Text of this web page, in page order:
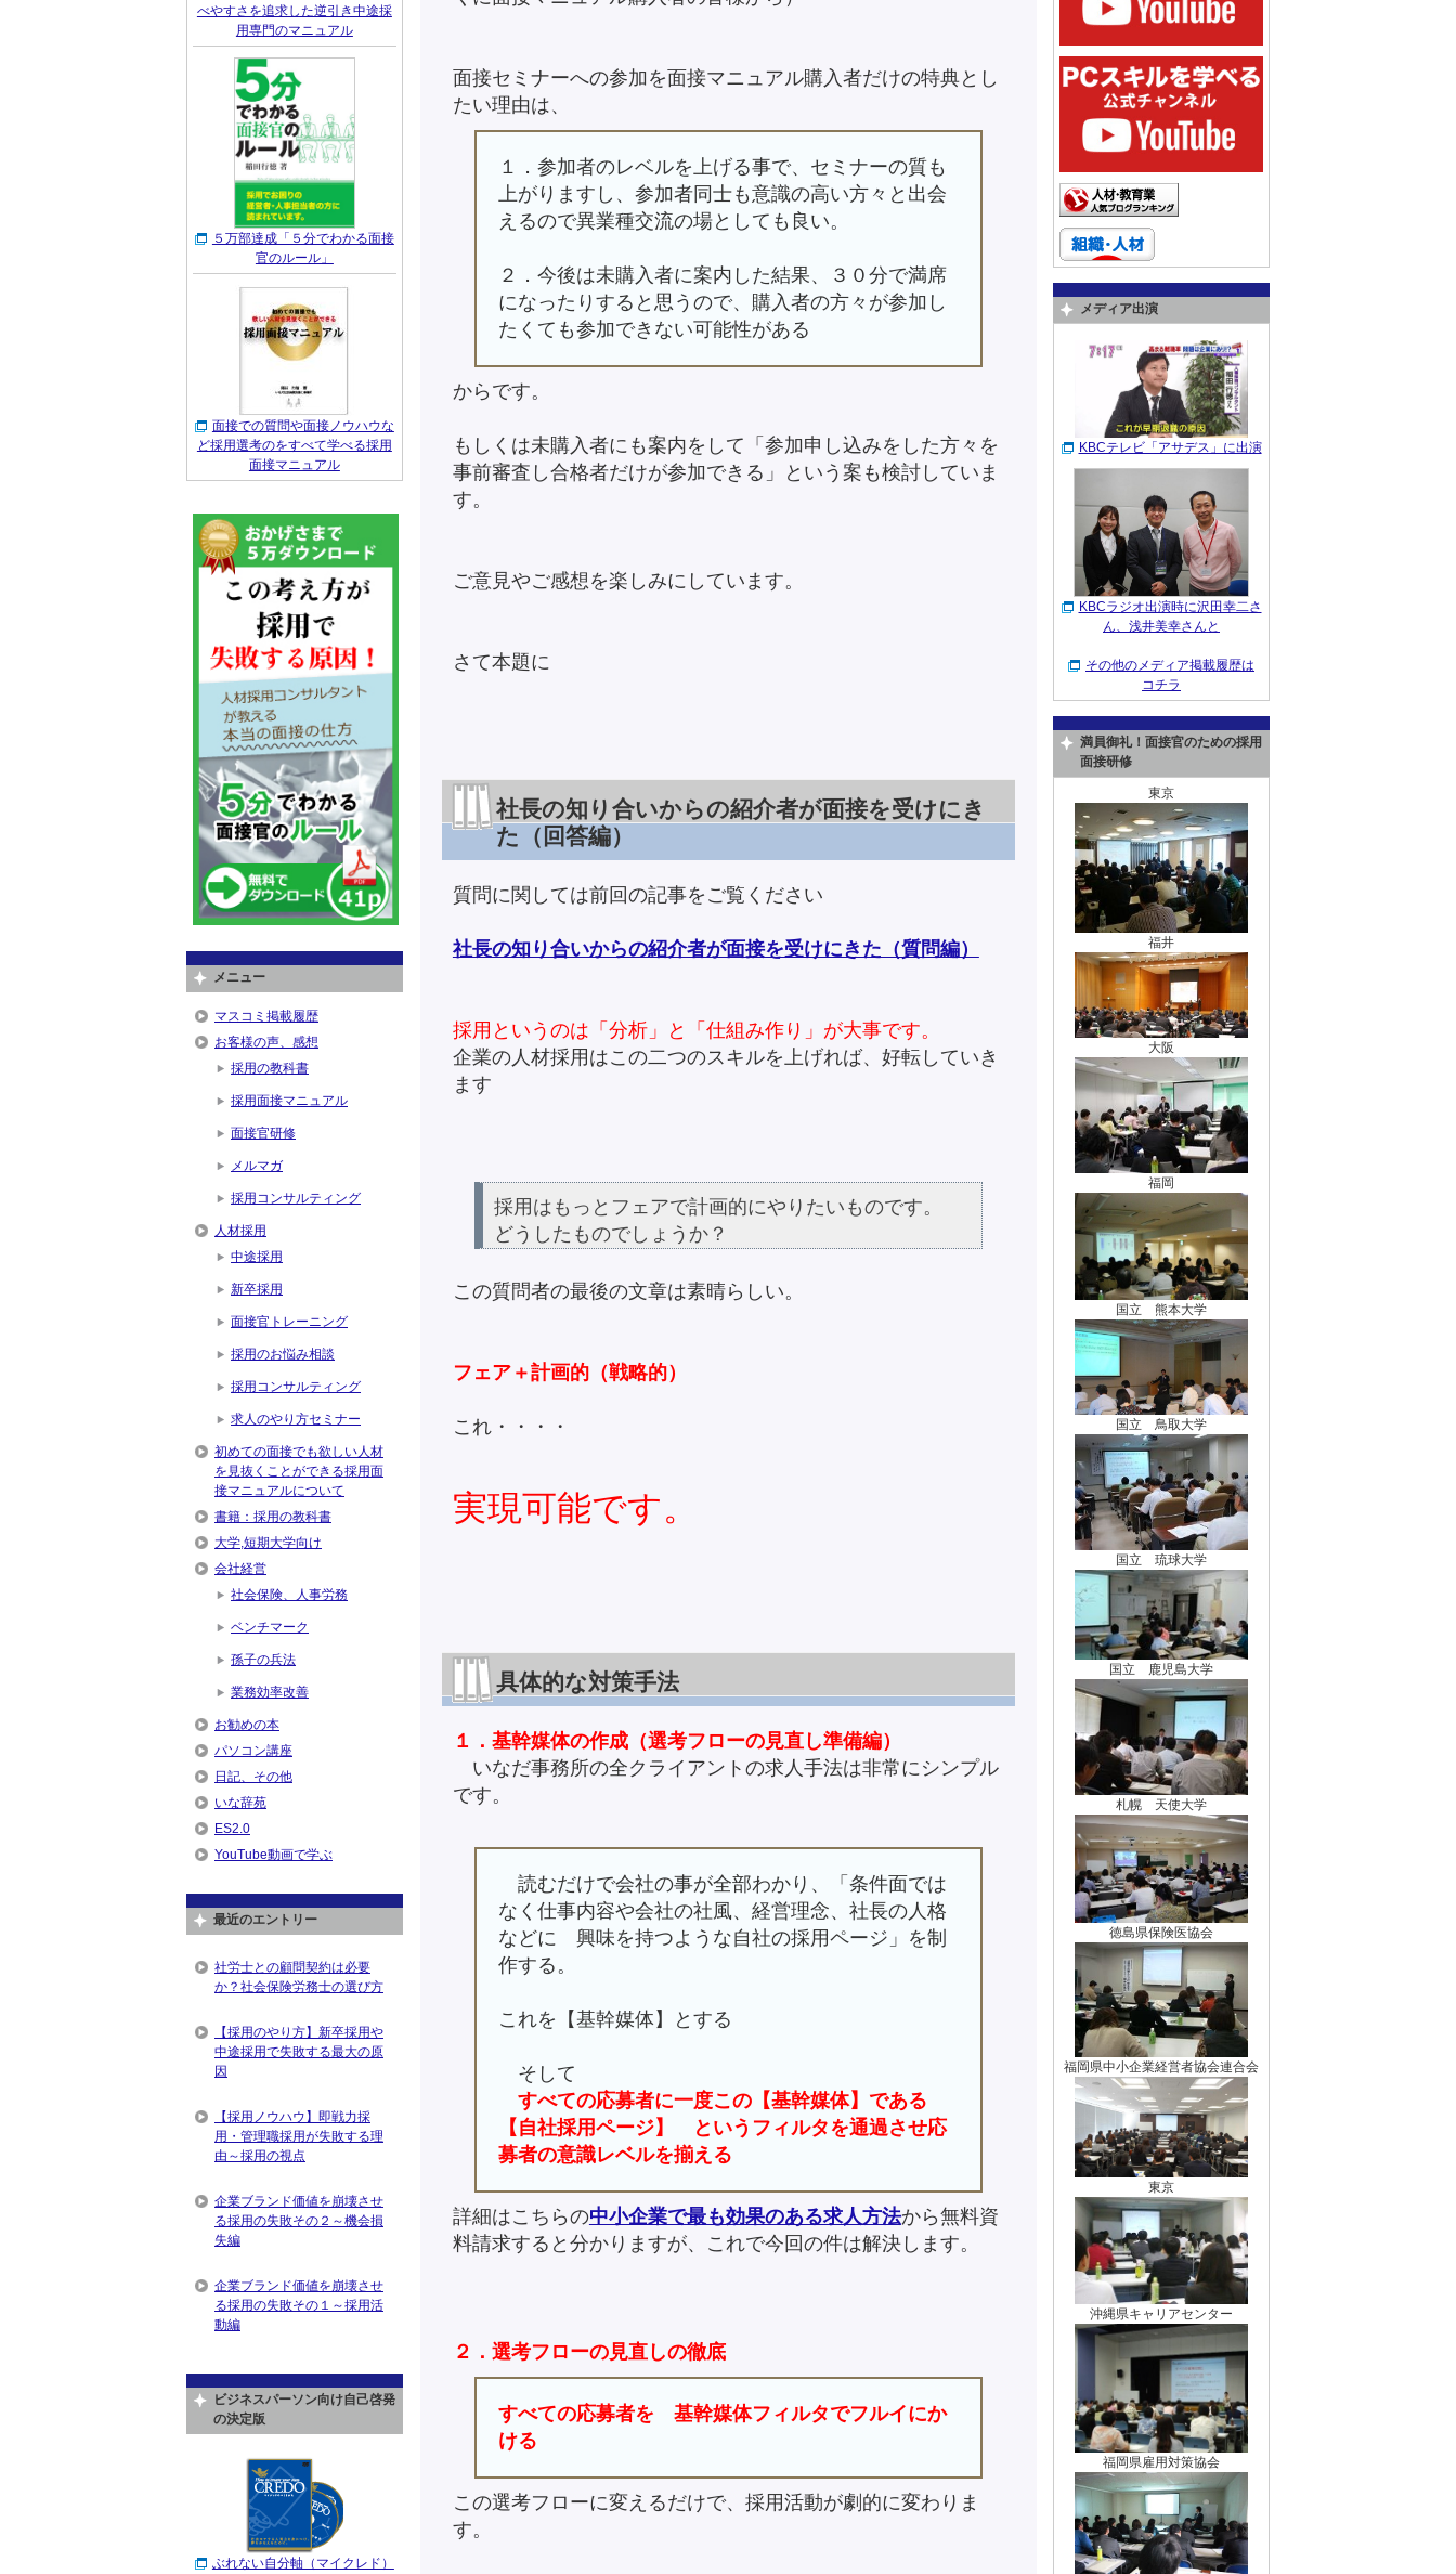
面接セミナーへの参加を面接マニュアル購入者だけの特典とし
たい理由は、
１．参加者のレベルを上げる事で、セミナーの質も
上がりますし、参加者同士も意識の高い方々と出会
えるので異業種交流の場としても良い。
２．今後は未購入者に案内した結果、３０分で満席
になったりすると思うので、購入者の方々が参加し
たくても参加できない可能性がある
からです。
もしくは未購入者にも案内をして「参加申し込みをした方々を
事前審査し合格者だけが参加できる」という案も検討していま
す。
ご意見やご感想を楽しみにしています。
さて本題に
社長の知り合いからの紹介者が面接を受けにき
た（回答編）
質問に関しては前回の記事をご覧ください
社長の知り合いからの紹介者が面接を受けにきた（質問編）
採用というのは「分析」と「仕組み作り」が大事です。
企業の人材採用はこの二つのスキルを上げれば、好転していき
ます
採用はもっとフェアで計画的にやりたいものです。
どうしたものでしょうか？
この質問者の最後の文章は素晴らしい。
フェア＋計画的（戦略的）
これ・・・・
実現可能です。
具体的な対策手法
１．基幹媒体の作成（選考フローの見直し準備編）
いなだ事務所の全クライアントの求人手法は非常にシンプル
です。
読むだけで会社の事が全部わかり、「条件面では
なく仕事内容や会社の社風、経営理念、社長の人格
などに 興味を持つような自社の採用ページ」を制
作する。
これを【基幹媒体】とする
そして
すべての応募者に一度この【基幹媒体】である
【自社採用ページ】 というフィルタを通過させ応
募者の意識レベルを揃える
詳細はこちらの中小企業で最も効果のある求人方法から無料資
料請求すると分かりますが、これで今回の件は解決します。
２．選考フローの見直しの徹底
すべての応募者を 基幹媒体フィルタでフルイにか
ける
この選考フローに変えるだけで、採用活動が劇的に変わりま
す。
べやすさを追求した逆引き中途採
用専門のマニュアル
５万部達成「５分でわかる面接
官のルール」
面接での質問や面接ノウハウな
ど採用選考のをすべて学べる採用
面接マニュアル
メニュー
マスコミ掲載履歴
お客様の声、感想
採用の教科書
採用面接マニュアル
面接官研修
メルマガ
採用コンサルティング
人材採用
中途採用
新卒採用
面接官トレーニング
採用のお悩み相談
採用コンサルティング
求人のやり方セミナー
初めての面接でも欲しい人材
を見抜くことができる採用面
接マニュアルについて
書籍：採用の教科書
大学,短期大学向け
会社経営
社会保険、人事労務
ベンチマーク
孫子の兵法
業務効率改善
お勧めの本
パソコン講座
日記、その他
いな辞苑
ES2.0
YouTube動画で学ぶ
最近のエントリー
社労士との顧問契約は必要
か？社会保険労務士の選び方
【採用のやり方】新卒採用や
中途採用で失敗する最大の原
因
【採用ノウハウ】即戦力採
用・管理職採用が失敗する理
由～採用の視点
企業ブランド価値を崩壊させ
る採用の失敗その２～機会損
失編
企業ブランド価値を崩壊させ
る採用の失敗その１～採用活
動編
ビジネスパーソン向け自己啓発
の決定版
ぶれない自分軸（マイクレド）
メディア出演
KBCテレビ「アサデス」に出演
KBCラジオ出演時に沢田幸二さ
ん、浅井美幸さんと
その他のメディア掲載履歴は
コチラ
満員御礼！面接官のための採用
面接研修
東京
福井
大阪
福岡
国立 熊本大学
国立 鳥取大学
国立 琉球大学
国立 鹿児島大学
札幌 天使大学
徳島県保険医協会
福岡県中小企業経営者協会連合会
東京
沖縄県キャリアセンター
福岡県雇用対策協会